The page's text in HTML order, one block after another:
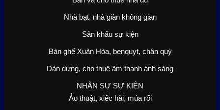
Nhà bạt, nhà giàn không gian
Sân khấu sự kiện
Bàn ghế Xuân Hòa, benquyt, chân quỳ
Dàn dựng, cho thuê âm thanh ánh sáng
NHÂN SỰ SỰ KIỆN
Ảo thuật, xiếc hài, múa rối